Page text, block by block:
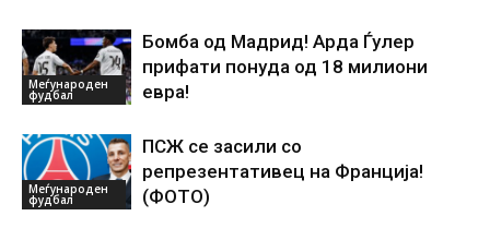
Меѓународен
фудбал
Бомба од Мадрид! Арда Ѓулер
прифати понуда од 18 милиони
евра!
Меѓународен
фудбал
ПСЖ се засили со
репрезентативец на Франција!
(ФОТО)